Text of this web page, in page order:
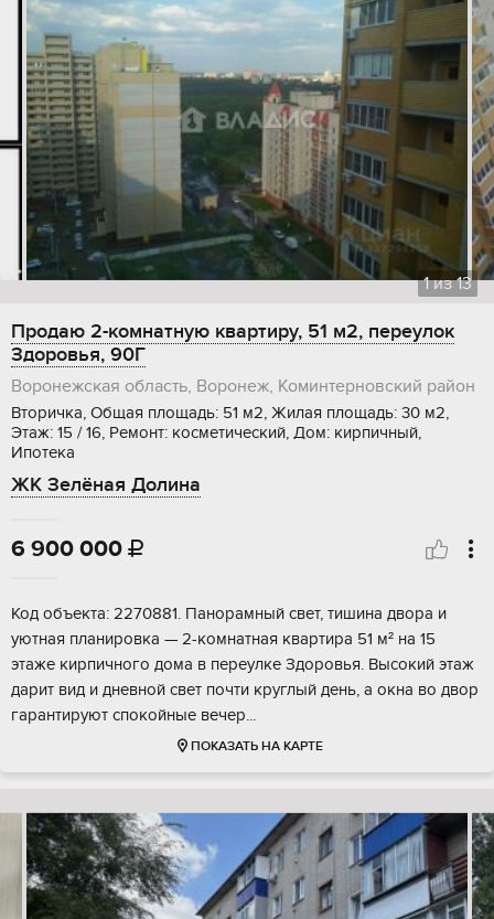
1из13
Продаю 2-комнатную квартиру, 51 м2, переулок
Здоровья, 90Г
Воронежская область, Воронеж, Коминтерновский район
Вторичка, Общая площадь: 51 м2, Жилая площадь: 30 м2,
Этаж: 15 / 16, Ремонт: косметический, Дом: кирпичный,
Ипотека
ЖК Зелёная Долина
6 900 000 
Код объекта: 2270881. Панорамный свет, тишина двора и
уютная планировка — 2-комнатная квартира 51 м² на 15
этаже кирпичного дома в переулке Здоровья. Высокий этаж
дарит вид и дневной свет почти круглый день, а окна во двор
гарантируют спокойные вечер...
ПОКАЗАТЬ НА КАРТЕ